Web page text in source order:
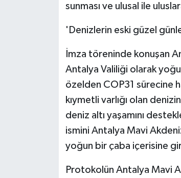
sunması ve ulusal ile
'Denizlerin eski güzel
İmza töreninde konuşan
Antalya Valiliği olarak
özelden COP31 sürecine
kıymetli varlığı olan
deniz altı yaşamını
ismini Antalya Mavi
yoğun bir çaba içerisine
Protokolün Antalya Mavi